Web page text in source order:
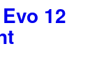
12